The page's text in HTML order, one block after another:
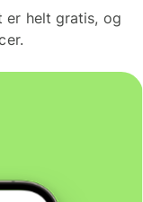
er helt gratis, og